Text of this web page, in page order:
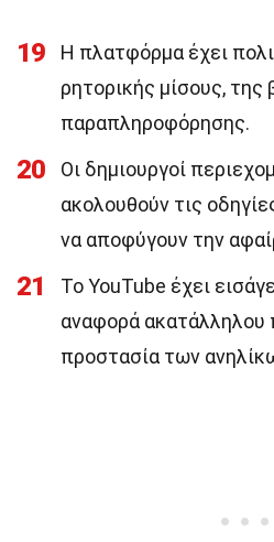
19
Η πλατφόρμα έχει
ρητορικής μίσους, της
παραπληροφόρησης.
20
Οι δημιουργοί
ακολουθούν τις
να αποφύγουν την
21
Το YouTube έχει
αναφορά ακατάλληλου
προστασία των